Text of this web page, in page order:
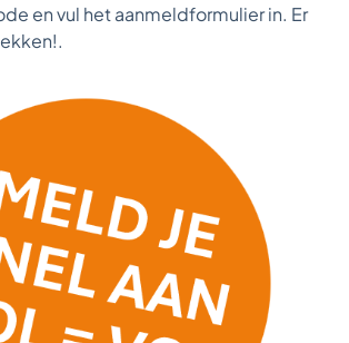
en vul het aanmeldformulier in. Er